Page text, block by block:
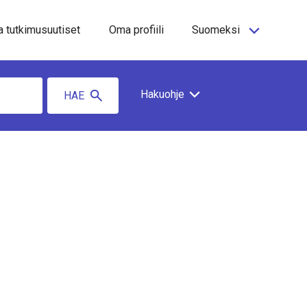
tutkimusuutiset Oma profiili Suomeksi
HAE Hakuohje